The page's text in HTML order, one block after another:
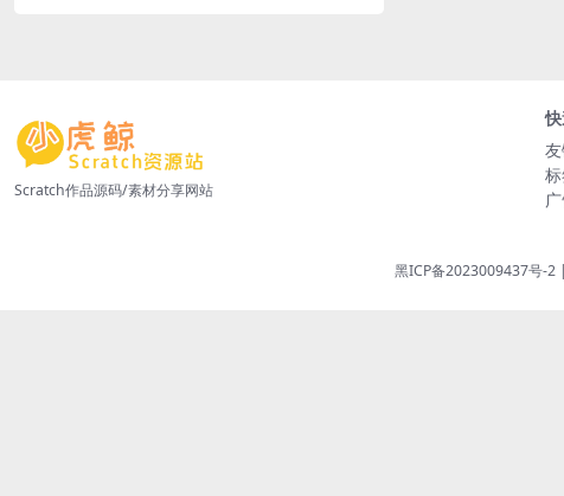
Scratch作品源码/素材分享网站
黑ICP备2023009437号-2|